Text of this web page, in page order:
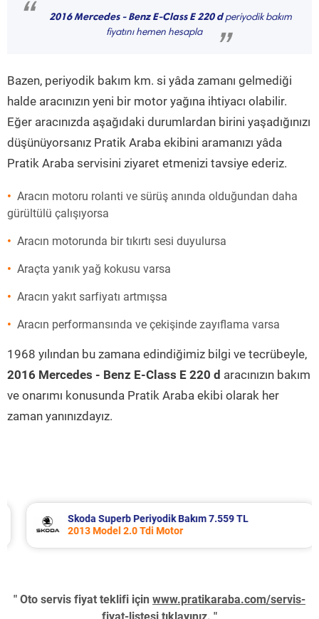
“ 2016 Mercedes - Benz E-Class E 220 dperiyodik bakım
fiyatını hemen hesapla
”
Bazen, periyodik bakım km. si yâda zamanı gelmediği
halde aracınızın yeni bir motor yağına ihtiyacı olabilir.
Eğer aracınızda aşağıdaki durumlardan birini yaşadığınızı
düşünüyorsanız Pratik Araba ekibini aramanızı yâda
Pratik Araba servisini ziyaret etmenizi tavsiye ederiz.
Aracın motoru rolanti ve sürüş anında olduğundan daha
gürültülü çalışıyorsa
Aracın motorunda bir tıkırtı sesi duyulursa
Araçta yanık yağ kokusu varsa
Aracın yakıt sarfiyatı artmışsa
Aracın performansında ve çekişinde zayıflama varsa
1968 yılından bu zamana edindiğimiz bilgi ve tecrübeyle,
2016 Mercedes - Benz E-Class E 220 d aracınızın bakım
ve onarımı konusunda Pratik Araba ekibi olarak her
zaman yanınızdayız.
Skoda Superb Periyodik Bakım 7.559 TL
2013 Model 2.0 Tdi Motor
" Oto servis fiyat teklifi için www.pratikaraba.com/servis-